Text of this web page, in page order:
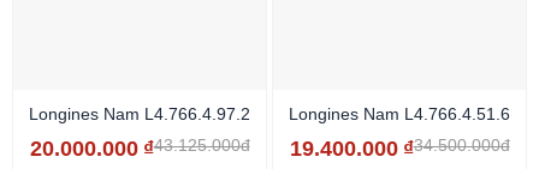
Longines Nam L4.766.4.97.2
20.000.000 ₫43.125.000đ
Longines Nam L4.766.4.51.6
19.400.000 ₫34.500.000đ